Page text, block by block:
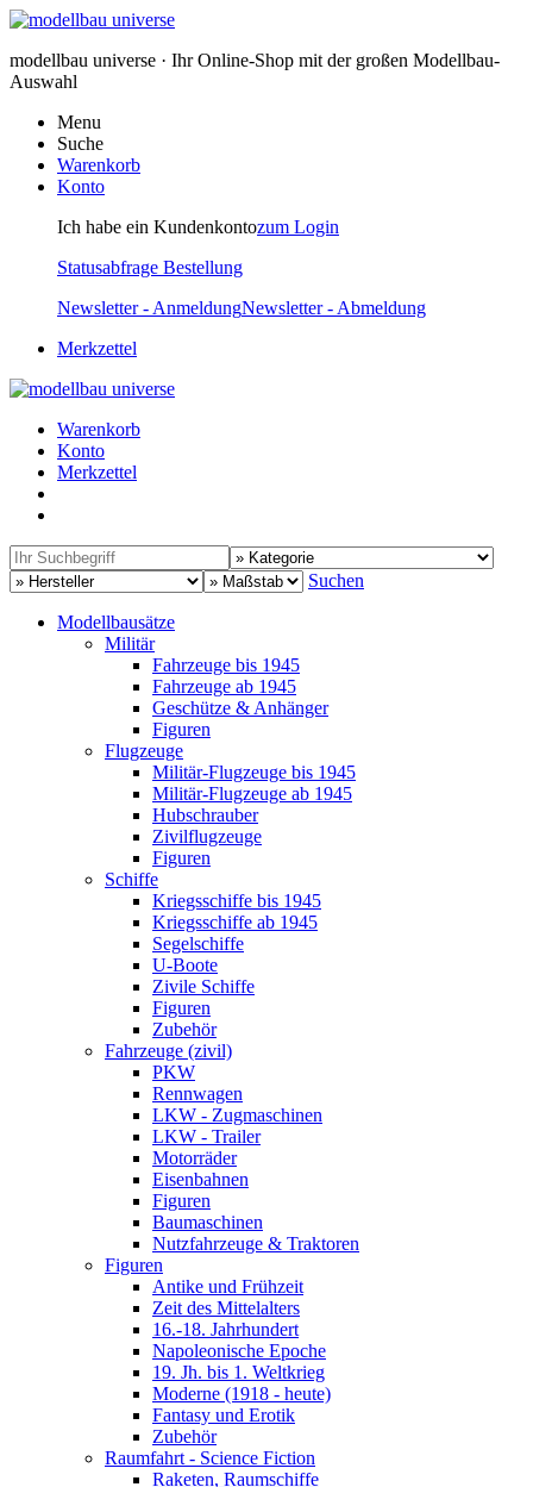
modellbau universe · Ihr Online-Shop mit der großen Modellbau-
Auswahl
Menu
Suche
Warenkorb
Konto
Ich habe ein Kundenkontozum Login
Statusabfrage Bestellung
Newsletter - AnmeldungNewsletter - Abmeldung
Merkzettel
Warenkorb
Konto
Merkzettel
Suchen
Modellbausätze
Militär
Fahrzeuge bis 1945
Fahrzeuge ab 1945
Geschütze & Anhänger
Figuren
Flugzeuge
Militär-Flugzeuge bis 1945
Militär-Flugzeuge ab 1945
Hubschrauber
Zivilflugzeuge
Figuren
Schiffe
Kriegsschiffe bis 1945
Kriegsschiffe ab 1945
Segelschiffe
U-Boote
Zivile Schiffe
Figuren
Zubehör
Fahrzeuge (zivil)
PKW
Rennwagen
LKW - Zugmaschinen
LKW - Trailer
Motorräder
Eisenbahnen
Figuren
Baumaschinen
Nutzfahrzeuge & Traktoren
Figuren
Antike und Frühzeit
Zeit des Mittelalters
16.-18. Jahrhundert
Napoleonische Epoche
19. Jh. bis 1. Weltkrieg
Moderne (1918 - heute)
Fantasy und Erotik
Zubehör
Raumfahrt - Science Fiction
Raketen, Raumschiffe